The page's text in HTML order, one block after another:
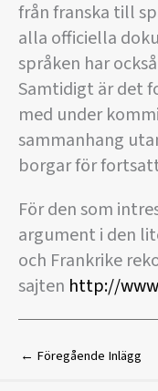
från franska till
alla officiella
språken har
Samtidigt är det
med under
sammanhang
borgar för
För den som
argument i den
och Frankrike
sajten http://
← Föregående Inlägg